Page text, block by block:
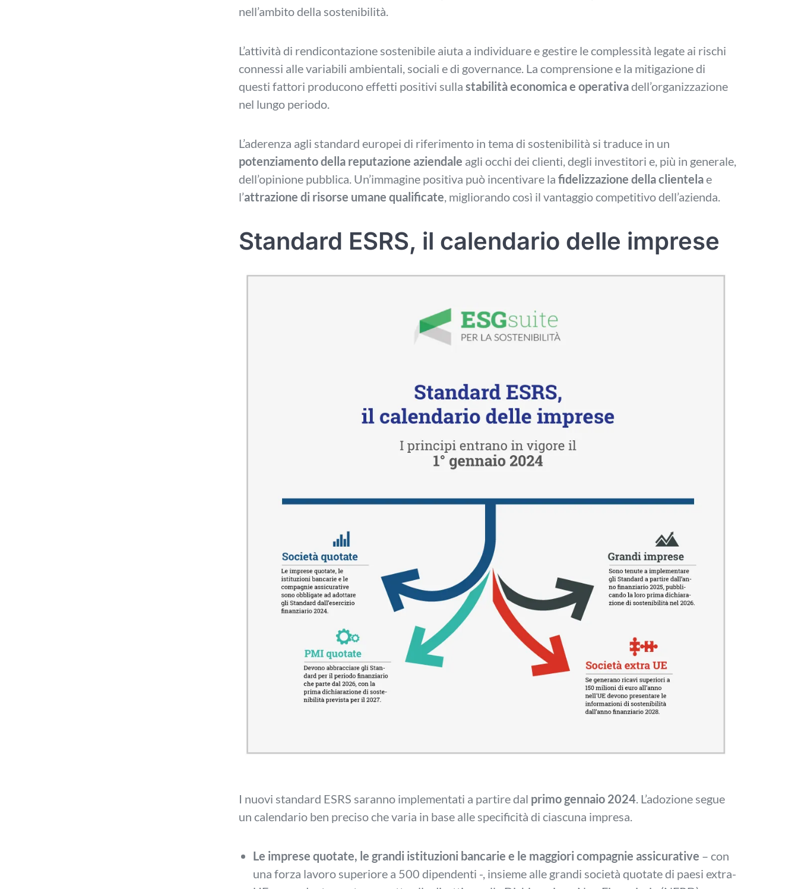
nell’ambito della sostenibilità.
L’attività di rendicontazione sostenibile aiuta a individuare e gestire le complessità legate ai rischi
connessi alle variabili ambientali, sociali e di governance. La comprensione e la mitigazione di
questi fattori producono effetti positivi sulla stabilità economica e operativadell’organizzazione
nel lungo periodo.
L’aderenza agli standard europei di riferimento in tema di sostenibilità si traduce in un
potenziamento della reputazione aziendale agli occhi dei clienti, degli investitori e, più in generale,
dell’opinione pubblica. Un’immagine positiva può incentivare la fidelizzazione della clientelae
l’attrazione di risorse umane qualificate, migliorando così il vantaggio competitivo dell’azienda.
Standard ESRS, il calendario delle imprese
I nuovi standard ESRS saranno implementati a partire dal primo gennaio 2024. L’adozione segue
un calendario ben preciso che varia in base alle specificità di ciascuna impresa.
Le imprese quotate, le grandi istituzioni bancarie e le maggiori compagnie assicurative – con
una forza lavoro superiore a 500 dipendenti -, insieme alle grandi società quotate di paesi extra-